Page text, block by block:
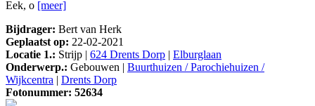
Eek, o [meer]
Bijdrager: Bert van Herk
Geplaatst op: 22-02-2021
Locatie 1.: Strijp | 624 Drents Dorp | Elburglaan
Onderwerp.: Gebouwen | Buurthuizen / Parochiehuizen /
Wijkcentra | Drents Dorp
Fotonummer: 52634